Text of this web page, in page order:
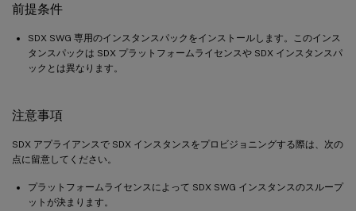
前提条件
SDX SWG 専用のインスタンスパックをインストールします。このインス
タンスパックは SDX プラットフォームライセンスや SDX インスタンスパ
ックとは異なります。
注意事項
SDX アプライアンスで SDX インスタンスをプロビジョニングする際は、次の
点に留意してください。
プラットフォームライセンスによって SDX SWG インスタンスのスループ
ットが決まります。